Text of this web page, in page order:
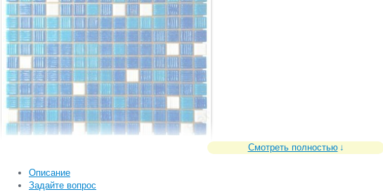
Смотреть полностью
Описание
Задайте вопрос